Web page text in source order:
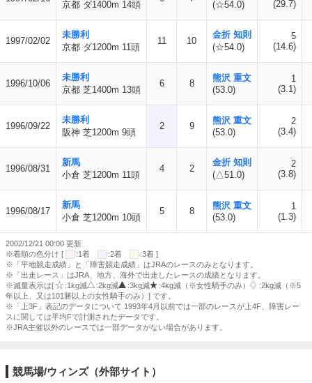
京都 ダ1400m 14頭
(☆54.0)
(29.7)
1997/02/02
未勝利
京都 ダ1200m 11頭
11 10
金折 知則
(☆54.0)
5
(14.6)
1996/10/06
未勝利
京都 芝1400m 13頭
6 8
熊沢 重文
(53.0)
1
(3.1)
1996/09/22
未勝利
阪神 芝1200m 9頭
2 9
熊沢 重文
(53.0)
2
(3.4)
1996/08/31
新馬
小倉 芝1200m 11頭
4 2
金折 知則
(△51.0)
2
(3.8)
1996/08/17
新馬
小倉 芝1200m 10頭
5 8
熊沢 重文
(53.0)
1
(1.3)
2002/12/21 00:00 更新
※着順の色分け [
:1着 :2着
:3着 ]
※「平地競走成績」と「障害競走成績」はJRAのレースのみとなります。
※「出走レース」はJRA、地方、海外で出走したレースの成績となります。
※減量表示は[
:1kg減 :2kg減 :3kg減 :4kg減（※女性騎手のみ）
:2kg減（※5
年以上、又は101勝以上の女性騎手のみ）] です。
※「上3F」表記のデータについて 1993年4月以前では一部のレースが上4F、障害レー
スに関しては平均Fで計測されたデータです。
※JRA主催以外のレースでは一部データがない場合があります。
競馬場/ウィンズ（外部サイト）